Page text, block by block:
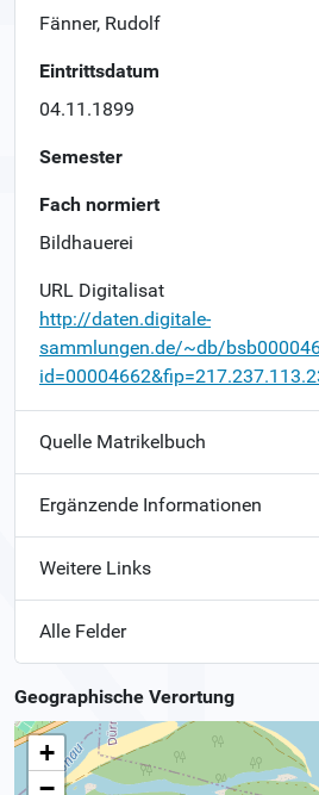
Fänner, Rudolf
Eintrittsdatum
04.11.1899
Semester
Fach normiert
Bildhauerei
URL Digitalisat
http://daten.digitale-
sammlungen.de/~db/
Quelle Matrikelbuch
Ergänzende Informationen
Weitere Links
Alle Felder
Geographische Verortung
+
−